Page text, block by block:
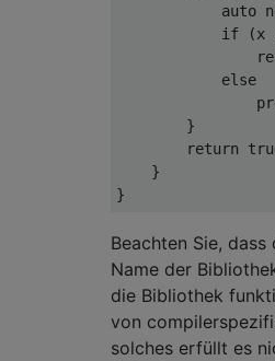
auto
if
(x
else
}
return
}
}
Beachten Sie,
Name der
die Bibliothek
von
solches erfüllt es